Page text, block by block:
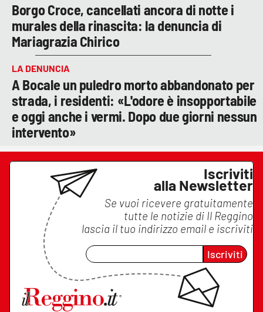
Borgo Croce, cancellati ancora di notte i
murales della rinascita: la denuncia di
Mariagrazia Chirico
LA DENUNCIA
A Bocale un puledro morto abbandonato per
strada, i residenti: «L'odore è insopportabile
e oggi anche i vermi. Dopo due giorni nessun
intervento»
Iscriviti
alla Newsletter
Se vuoi ricevere gratuitamente
tutte le notizie di Il Reggino
lascia il tuo indirizzo email e iscriviti
Iscriviti